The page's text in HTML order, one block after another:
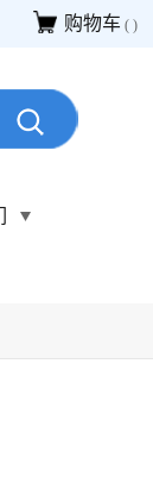
购物车 ( )